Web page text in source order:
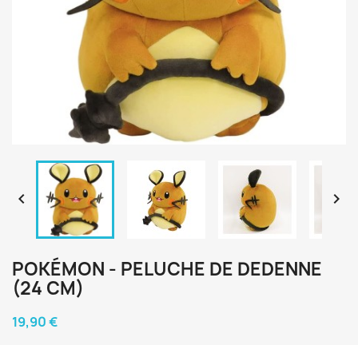
 
POKÉMON - PELUCHE DE DEDENNE
(24 CM)
19,90 €